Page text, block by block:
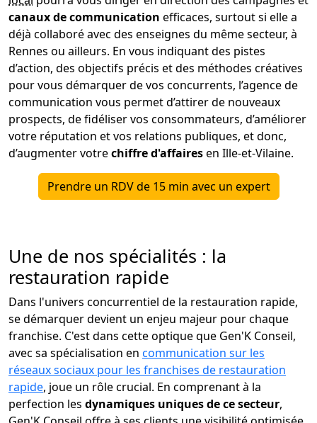
canaux de communication efficaces, surtout si elle a
déjà collaboré avec des enseignes du même secteur, à
Rennes ou ailleurs. En vous indiquant des pistes
d’action, des objectifs précis et des méthodes créatives
pour vous démarquer de vos concurrents, l’agence de
communication vous permet d’attirer de nouveaux
prospects, de fidéliser vos consommateurs, d’améliorer
votre réputation et vos relations publiques, et donc,
d’augmenter votrechiffre d'affairesen Ille-et-Vilaine.
Prendre un RDV de 15 min avec un expert
Une de nos spécialités : la
restauration rapide
Dans l'univers concurrentiel de la restauration rapide,
se démarquer devient un enjeu majeur pour chaque
franchise. C'est dans cette optique que Gen'K Conseil,
avec sa spécialisation en communication sur les
réseaux sociaux pour les franchises de restauration
rapide, joue un rôle crucial. En comprenant à la
perfection les dynamiques uniques de ce secteur,